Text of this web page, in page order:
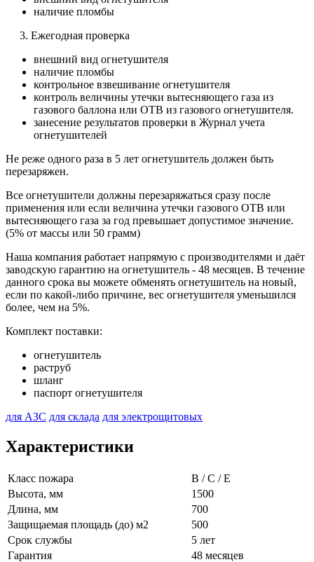
наличие пломбы
3. Ежегодная проверка
внешний вид огнетушителя
наличие пломбы
контрольное взвешивание огнетушителя
контроль величины утечки вытесняющего газа из
газового баллона или ОТВ из газового огнетушителя.
занесение результатов проверки в Журнал учета
огнетушителей
Не реже одного раза в 5 лет огнетушитель должен быть
перезаряжен.
Все огнетушители должны перезаряжаться сразу после
применения или если величина утечки газового ОТВ или
вытесняющего газа за год превышает допустимое значение.
(5% от массы или 50 грамм)
Наша компания работает напрямую с производителями и даёт
заводскую гарантию на огнетушитель - 48 месяцев. В течение
данного срока вы можете обменять огнетушитель на новый,
если по какой-либо причине, вес огнетушителя уменьшился
более, чем на 5%.
Комплект поставки:
огнетушитель
раструб
шланг
паспорт огнетушителя
для АЗС для склада для электрощитовых
Характеристики
Класс пожара
B / C / E
Высота, мм
1500
Длина, мм
700
Защищаемая площадь (до) м2
500
Срок службы
5 лет
Гарантия
48 месяцев